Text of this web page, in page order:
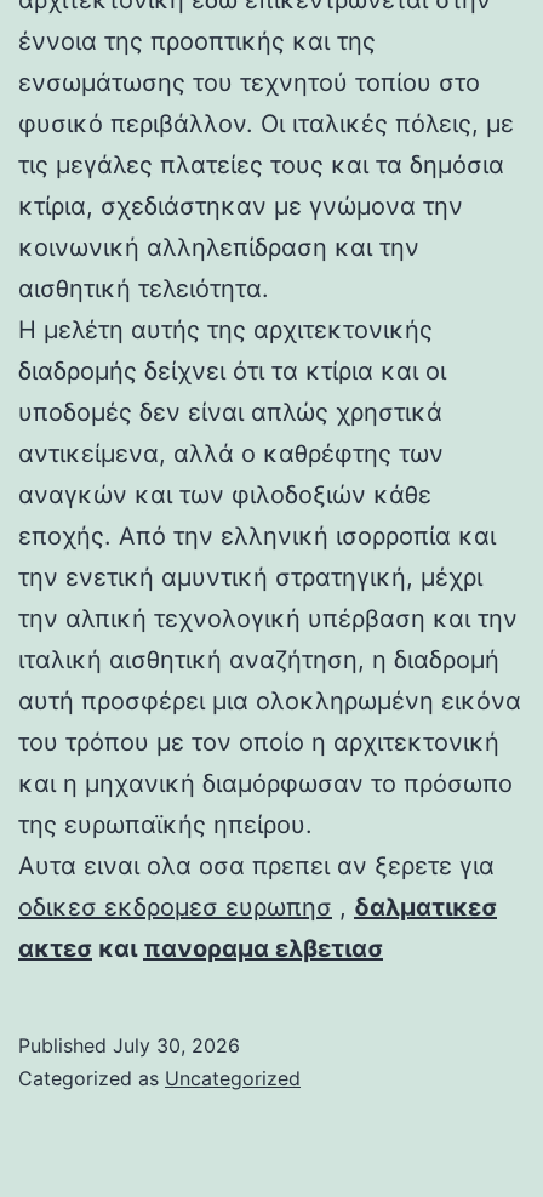
έννοια της προοπτικής και της
ενσωμάτωσης του τεχνητού τοπίου στο
φυσικό περιβάλλον. Οι ιταλικές πόλεις, με
τις μεγάλες πλατείες τους και τα δημόσια
κτίρια, σχεδιάστηκαν με γνώμονα την
κοινωνική αλληλεπίδραση και την
αισθητική τελειότητα.
Η μελέτη αυτής της αρχιτεκτονικής
διαδρομής δείχνει ότι τα κτίρια και οι
υποδομές δεν είναι απλώς χρηστικά
αντικείμενα, αλλά ο καθρέφτης των
αναγκών και των φιλοδοξιών κάθε
εποχής. Από την ελληνική ισορροπία και
την ενετική αμυντική στρατηγική, μέχρι
την αλπική τεχνολογική υπέρβαση και την
ιταλική αισθητική αναζήτηση, η διαδρομή
αυτή προσφέρει μια ολοκληρωμένη εικόνα
του τρόπου με τον οποίο η αρχιτεκτονική
και η μηχανική διαμόρφωσαν το πρόσωπο
της ευρωπαϊκής ηπείρου.
Αυτα ειναι ολα οσα πρεπει αν ξερετε για
οδικεσ εκδρομεσ ευρωπησ , δαλματικεσ
ακτεσ και πανοραμα ελβετιασ
Published July 30, 2026
Categorized as Uncategorized